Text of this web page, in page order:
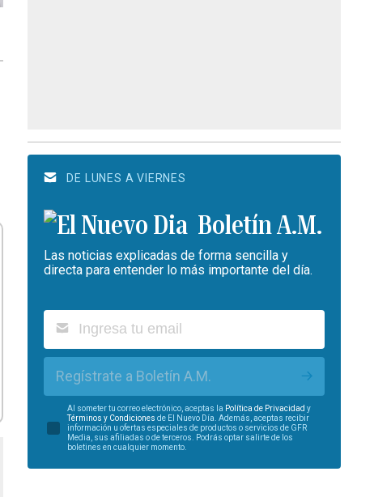
DE LUNES A VIERNES
Boletín A.M.
Las noticias explicadas de forma sencilla y
directa para entender lo más importante del día.
Regístrate a Boletín A.M.
Al someter tu correo electrónico, aceptas la Política de Privacidad y
Términos y Condiciones de El Nuevo Día. Además, aceptas recibir
información u ofertas especiales de productos o servicios de GFR
Media, sus afiliadas o de terceros. Podrás optar salirte de los
boletines en cualquier momento.